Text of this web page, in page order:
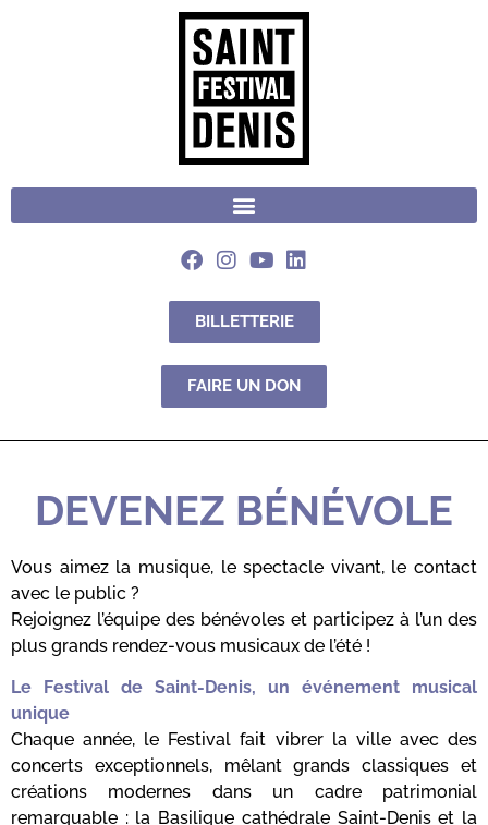
BILLETTERIE
FAIRE UN DON
DEVENEZ BÉNÉVOLE
Vous aimez la musique, le spectacle vivant, le contact
avec le public ?
Rejoignez l’équipe des bénévoles et participez à l’un des
plus grands rendez-vous musicaux de l’été !
Le Festival de Saint-Denis, un événement musical
unique
Chaque année, le Festival fait vibrer la ville avec des
concerts exceptionnels, mêlant grands classiques et
créations modernes dans un cadre patrimonial
remarquable : la Basilique cathédrale Saint-Denis et la